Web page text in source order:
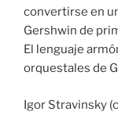
convertirse en
Gershwin de
El lenguaje
orquestales de
Igor Stravinsky